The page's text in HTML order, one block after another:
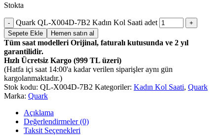
Stokta
Quark QL-X004D-7B2 Kadın Kol Saati adet
Sepete Ekle Hemen satın al
Tüm saat modelleri Orijinal, faturalı kutusunda ve 2 yıl
garantilidir.
Hızlı Ücretsiz Kargo (999 TL üzeri)
(Hatfa içi saat 14:00'a kadar verilen siparişler aynı gün
kargolanmaktadır.)
Stok kodu: QL-X004D-7B2 Kategoriler: Kadın Kol Saati, Quark
Marka: Quark
Açıklama
Değerlendirmeler (0)
Taksit Seçenekleri